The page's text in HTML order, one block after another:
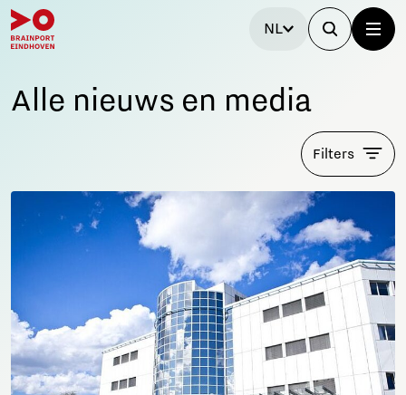
NL
Alle nieuws en media
Filters